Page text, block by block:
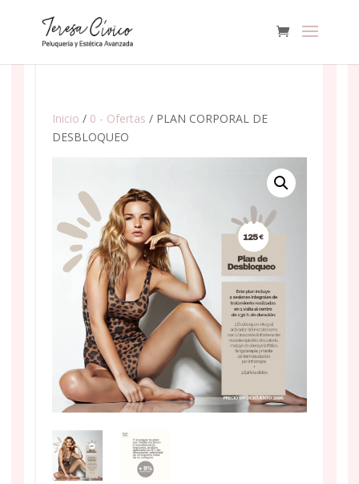
Inicio / 0 - Ofertas / PLAN CORPORAL DE
DESBLOQUEO